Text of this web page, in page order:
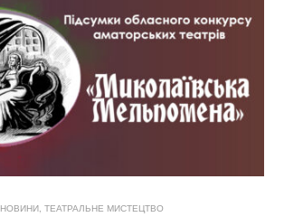
НОВИНИ, ТЕАТРАЛЬНЕ МИСТЕЦТВО